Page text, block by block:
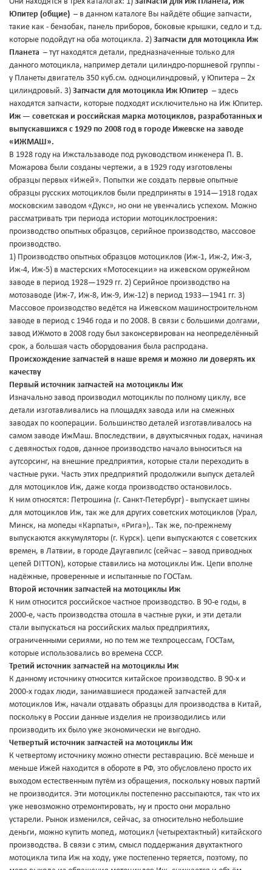
Юпитер (общие) – в данном каталоге Вы найдёте общие запчасти,
такие как - бензобак, панель приборов, боковые крышки, седло и т.д.
которые подойдут на оба мотоцикла. 2) Запчасти для мотоцикла Иж
Планета – тут находятся детали, предназначенные только для
данного мотоцикла, например детали цилиндро-поршневой группы -
у Планеты двигатель 350 куб.см. одноцилиндровый, у Юпитера – 2х
цилиндровый. 3) Запчасти для мотоцикла Иж Юпитер – здесь
находятся запчасти, которые подходят исключительно на Иж Юпитер.
Иж — советская и российская марка мотоциклов, разработанных и
выпускавшихся с 1929 по 2008 год в городе Ижевске на заводе
«ИЖМАШ».
В 1928 году на Ижстальзаводе под руководством инженера П. В.
Можарова были созданы чертежи, а в 1929 году изготовлены
образцы первых «Ижей». Попытки же создать первые опытные
образцы русских мотоциклов были предприняты в 1914—1918 годах
московским заводом «Дукс», но они не увенчались успехом. Можно
рассматривать три периода истории мотоциклостроения:
производство опытных образцов, серийное производство, массовое
производство.
1) Производство опытных образцов мотоциклов (Иж-1, Иж-2, Иж-3,
Иж-4, Иж-5) в мастерских «Мотосекции» на ижевском оружейном
заводе в период 1928—1929 гг. 2) Серийное производство на
мотозаводе (Иж-7, Иж-8, Иж-9, Иж-12) в период 1933—1941 гг. 3)
Массовое производство ведётся на Ижевском машиностроительном
заводе в период с 1946 года и по 2008. В связи с большими долгами,
завод ИЖмото в 2008 году был законсервирован на неопределённый
срок, а большая часть оборудования была распродана.
Происхождение запчастей в наше время и можно ли доверять их
качеству
Первый источник запчастей на мотоциклы Иж
Изначально завод производил мотоциклы по полному циклу, все
детали изготавливались на площадях завода или на смежных
заводах по кооперации. Большинство деталей изготавливалось на
самом заводе ИжМаш. Впоследствии, в двухтысячных годах, начиная
с девяностых годов, данное производство начало выноситься на
аутсорсинг, на внешние предприятия, которые стали переходить в
частные руки. Часть этих предприятий продолжили выпуск деталей
для мотоциклов Иж, даже когда производство остановилось.
К ним относятся: Петрошина (г. Санкт-Петербург) - выпускает шины
для мотоциклов Иж, так же для других советских мотоциклов (Урал,
Минск, на мопеды «Карпаты», «Рига»),. Так же, по-прежнему
выпускаются аккумуляторы (г. Курск). цепи выпускаются с советских
времен, в Латвии, в городе Даугавпилс (сейчас – завод приводных
цепей DITTON), которые ставились на мотоциклы Иж. Цепи вполне
надёжные, проверенные и испытанные по ГОСТам.
Второй источник запчастей на мотоциклы Иж
К ним относится российское частное производство. В 90-е годы, в
2000-е, часть производства отошла в частные руки, и эти детали
стали выпускаться на российских малых предприятиях,
ограниченными сериями, но по тем же техпроцессам, ГОСТам,
которые использовались во времена СССР.
Третий источник запчастей на мотоциклы Иж
К данному источнику относится китайское производство. В 90-х и
2000-х годах люди, занимавшиеся продажей запчастей для
мотоциклов Иж, начали отдавать образцы для производства в Китай,
поскольку в России данные изделия не производились или
производить их было уже экономически не выгодно.
Четвертый источник запчастей на мотоциклы Иж
К четвертому источнику можно отнести реставрацию. Всё меньше и
меньше Ижей находится в обороте в РФ, это обусловлено просто их
выходом естественным путём из обращения, поскольку новых партий
не производится. Эти мотоциклы постепенно рассыпаются, так что их
уже невозможно отремонтировать, ну и просто они морально
устарели. Рынок изменился, сейчас, за относительно небольшие
деньги, можно купить мопед, мотоцикл (четырехтактный) китайского
производства. В связи с этим, смысл поддержания двухтактного
мотоцикла типа Иж на ходу, уже постепенно теряется, поэтому, по